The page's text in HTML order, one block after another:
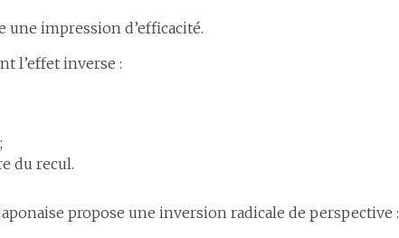
une impression d’efficacité.
l’effet inverse :
du recul.
propose une inversion radicale de perspective :